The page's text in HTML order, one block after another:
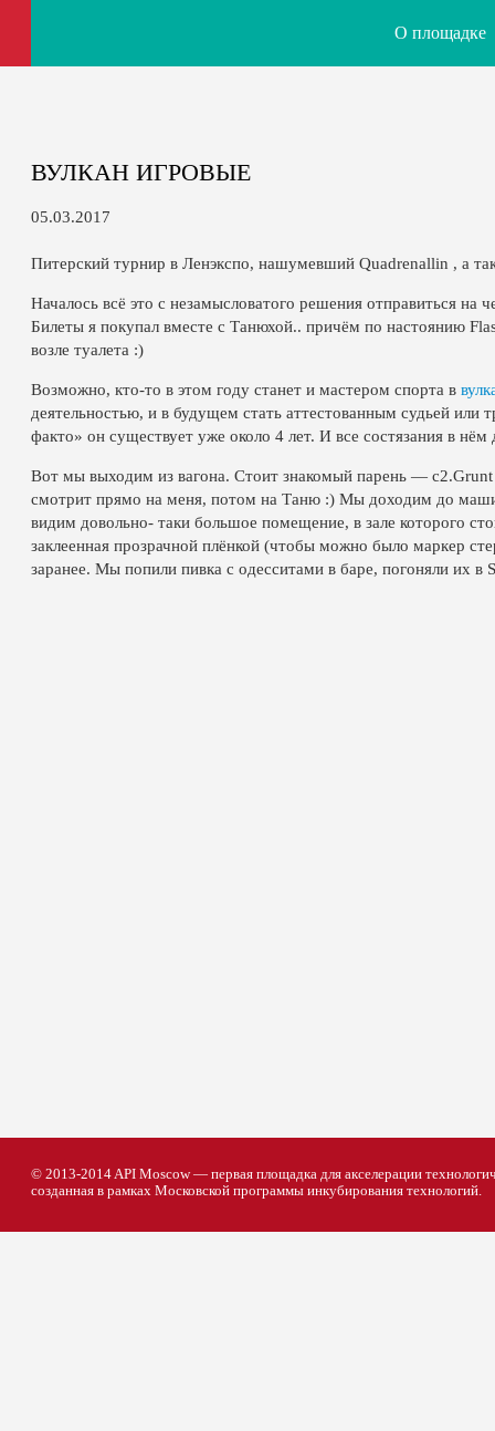
О площадке
ВУЛКАН ИГРОВЫЕ
05.03.2017
Питерский турнир в Ленэкспо, нашумевший Quadrenallin , а
Началось всё это с незамысловатого решения отправиться
Билеты я покупал вместе с Танюхой.. причём по настоянию
возле туалета :)
Возможно, кто-то в этом году станет и мастером спорта в
деятельностью, и в будущем стать аттестованным судьей
факто» он существует уже около 4 лет. И все состязания в нём
Вот мы выходим из вагона. Стоит знакомый парень —
смотрит прямо на меня, потом на Таню :) Мы доходим до
видим довольно- таки большое помещение, в зале которого
заклеенная прозрачной плёнкой (чтобы можно было маркер
заранее. Мы попили пивка с одесситами в баре, погоняли их
© 2013-2014 API Moscow — первая площадка для акселерации
созданная в рамках Московской программы инкубирования технологий.